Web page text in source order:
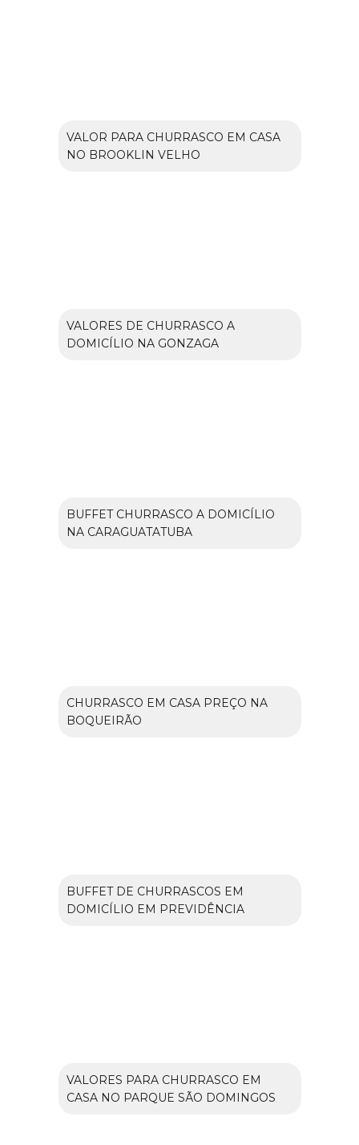
VALOR PARA CHURRASCO EM CASA
NO BROOKLIN VELHO
VALORES DE CHURRASCO A
DOMICÍLIO NA GONZAGA
BUFFET CHURRASCO A DOMICÍLIO
NA CARAGUATATUBA
CHURRASCO EM CASA PREÇO NA
BOQUEIRÃO
BUFFET DE CHURRASCOS EM
DOMICÍLIO EM PREVIDÊNCIA
VALORES PARA CHURRASCO EM
CASA NO PARQUE SÃO DOMINGOS